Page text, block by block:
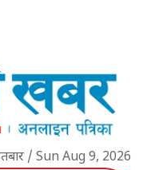
/ Sun Aug 9, 2026